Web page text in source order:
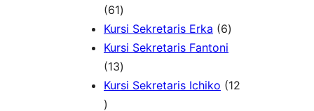
d
u
k
P
r
d
616
1
P
r
o
Kursi Sekretaris Erka 66
P
o
Kursi Sekretaris Fantoni
131
3
Kursi Sekretaris Ichiko
12
1